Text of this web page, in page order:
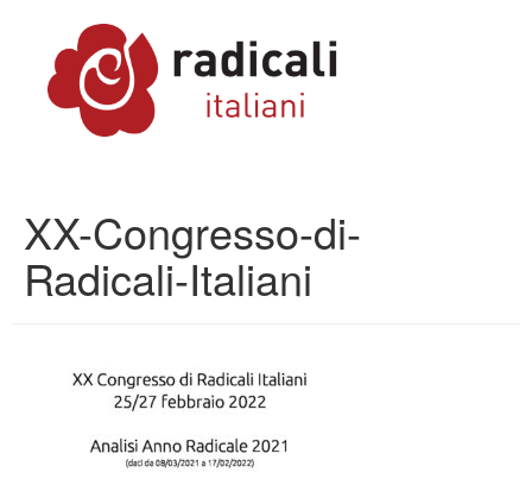
XX-Congresso-di-
Radicali-Italiani